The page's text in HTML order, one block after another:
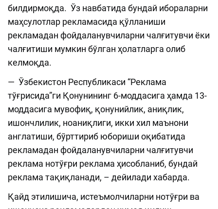
билдирмоқда. Ўз навбатида бундай ибораларни
маҳсулотлар рекламасида қўлланиши
рекламадан фойдаланувчиларни чалғитувчи ёки
чалғитиши мумкин бўлган ҳолатларга олиб
келмоқда.
— Ўзбекистон Республикаси “Реклама
тўғрисида”ги Қонунининг 6-моддасига ҳамда 13-
моддасига мувофиқ, қонунийлик, аниқлик,
ишончлилик, ноаниқлиги, икки хил маънони
англатиши, бўрттириб юбориши оқибатида
рекламадан фойдаланувчиларни чалғитувчи
реклама нотўғри реклама ҳисобланиб, бундай
реклама тақиқланади, – дейилади хабарда.
Қайд этилишича, истеъмолчиларни нотўғри ва